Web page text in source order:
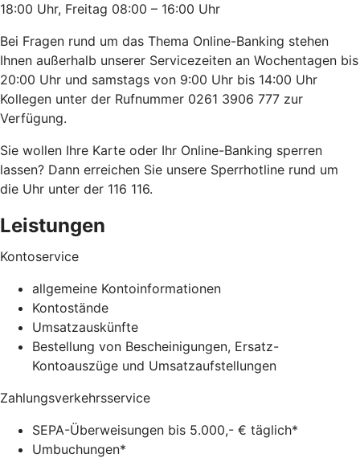
18:00 Uhr, Freitag 08:00 – 16:00 Uhr
Bei Fragen rund um das Thema Online-Banking stehen
Ihnen außerhalb unserer Servicezeiten an Wochentagen bis
20:00 Uhr und samstags von 9:00 Uhr bis 14:00 Uhr
Kollegen unter der Rufnummer 0261 3906 777 zur
Verfügung.
Sie wollen Ihre Karte oder Ihr Online-Banking sperren
lassen? Dann erreichen Sie unsere Sperrhotline rund um
die Uhr unter der 116 116.
Leistungen
Kontoservice
allgemeine Kontoinformationen
Kontostände
Umsatzauskünfte
Bestellung von Bescheinigungen, Ersatz-
Kontoauszüge und Umsatzaufstellungen
Zahlungsverkehrsservice
SEPA-Überweisungen bis 5.000,- € täglich*
Umbuchungen*